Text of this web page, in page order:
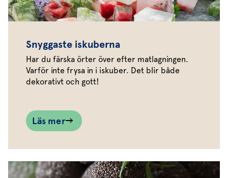
Snyggaste iskuberna
Har du färska örter över efter matlagningen.
Varför inte frysa in i iskuber. Det blir både
dekorativt och gott!
Läs mer